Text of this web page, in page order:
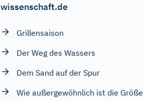
wissenschaft.de
Grillensaison
Der Weg des Wassers
Dem Sand auf der Spur
Wie außergewöhnlich ist die Größe